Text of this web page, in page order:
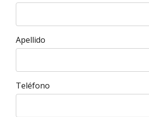
Apellido
Teléfono